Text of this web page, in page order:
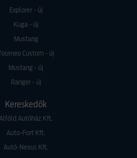
Explorer - új
Kuga - új
Mustang
Tourneo Custom - új
Mustang - új
Ranger - új
Kereskedők
Autóház Kft.
Auto-Fort Kft.
Autó-Nexus Kft.